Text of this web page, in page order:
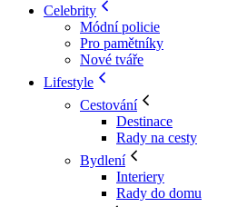
Celebrity
Módní policie
Pro pamětníky
Nové tváře
Lifestyle
Cestování
Destinace
Rady na cesty
Bydlení
Interiery
Rady do domu